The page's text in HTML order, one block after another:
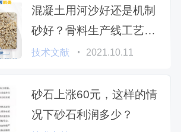
混凝土用河沙好还是机制
砂好？骨料生产线工艺流
程是什么？
技术文献 2021.10.11
砂石上涨60元，这样的情
况下砂石利润多少？